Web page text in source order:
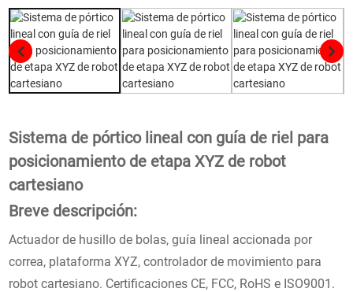
Sistema de pórtico lineal con guía de riel para
posicionamiento de etapa XYZ de robot
cartesiano
Breve descripción:
Actuador de husillo de bolas, guía lineal accionada por
correa, plataforma XYZ, controlador de movimiento para
robot cartesiano. Certificaciones CE, FCC, RoHS e ISO9001.